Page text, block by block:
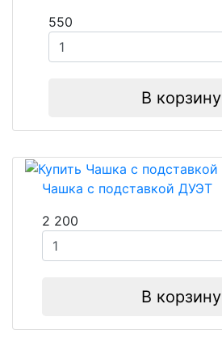
550
В корзину
Чашка с подставкой ДУЭТ
2 200
В корзину